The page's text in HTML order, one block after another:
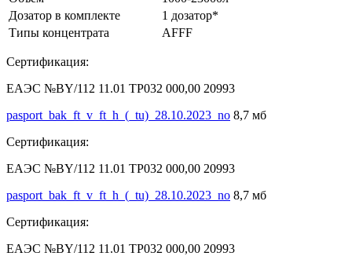
Дозатор в комплекте
1 дозатор*
Типы концентрата
AFFF
Сертификация:
ЕАЭС №BY/112 11.01 ТР032 000,00 20993
pasport_bak_ft_v_ft_h_(_tu)_28.10.2023_no 8,7 мб
Сертификация:
ЕАЭС №BY/112 11.01 ТР032 000,00 20993
pasport_bak_ft_v_ft_h_(_tu)_28.10.2023_no 8,7 мб
Сертификация:
ЕАЭС №BY/112 11.01 ТР032 000,00 20993